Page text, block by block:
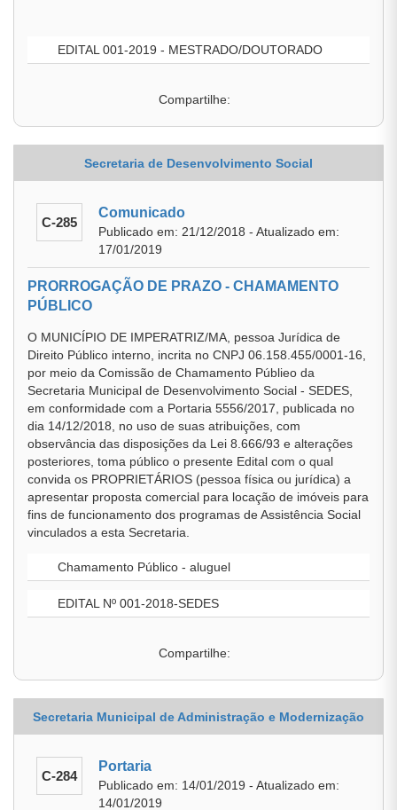
EDITAL 001-2019 - MESTRADO/DOUTORADO
Compartilhe:
Secretaria de Desenvolvimento Social
C-285
Comunicado
Publicado em: 21/12/2018 - Atualizado em:
17/01/2019
PRORROGAÇÃO DE PRAZO - CHAMAMENTO
PÚBLICO
O MUNICÍPIO DE IMPERATRIZ/MA, pessoa Jurídica de
Direito Público interno, incrita no CNPJ 06.158.455/0001-16,
por meio da Comissão de Chamamento Públieo da
Secretaria Municipal de Desenvolvimento Social - SEDES,
em conformidade com a Portaria 5556/2017, publicada no
dia 14/12/2018, no uso de suas atribuições, com
observância das disposições da Lei 8.666/93 e alterações
posteriores, toma público o presente Edital com o qual
convida os PROPRIETÁRIOS (pessoa física ou jurídica) a
apresentar proposta comercial para locação de imóveis para
fins de funcionamento dos programas de Assistência Social
vinculados a esta Secretaria.
Chamamento Público - aluguel
EDITAL Nº 001-2018-SEDES
Compartilhe:
Secretaria Municipal de Administração e Modernização
C-284
Portaria
Publicado em: 14/01/2019 - Atualizado em:
14/01/2019